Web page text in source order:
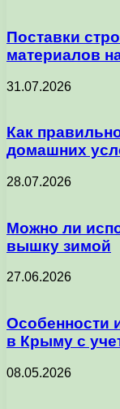
Поставки
материалов
31.07.2026
Как
домашних
28.07.2026
Можно ли
вышку зимой
27.06.2026
Особенности
в Крыму с
08.05.2026